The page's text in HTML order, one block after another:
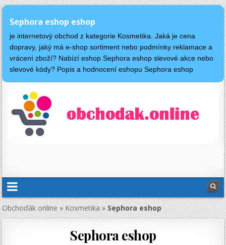
Sephora eshop eshop
je internetový obchod z kategorie Kosmetika. Jaká je cena
dopravy, jaký má e-shop sortiment nebo podmínky reklamace a
vrácení zboží? Nabízí eshop Sephora eshop slevové akce nebo
slevové kódy? Popis a hodnocení eshopu Sephora eshop
Obchoďák online»Kosmetika»Sephora eshop
Sephora eshop